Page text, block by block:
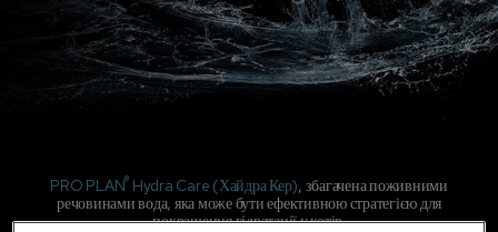
PRO PLAN® Hydra Care (Хайдра Кер), збагачена поживними
речовинами вода, яка може бути ефективною стратегією для
покращення гідратації у котів.